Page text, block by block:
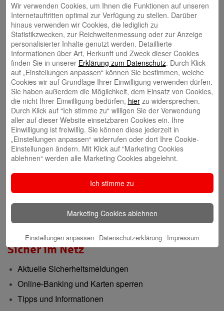
Filialen und Geldautomaten
Internet-Filiale und Online-Banking
Video-Beratung in der Internet-Filiale
Gründerberatung
GründerCenter
Immobilien
ImmobilienCenter
Nachhaltigkeit
Verantwortungsvoll für die Menschen und die Region
Presse-Center
Aktuelle Meldungen
Sicher im Netz
Aktuelle Sicherheitsmeldungen
Online-Banking und Karten sperren
Tipps und Informationen
Wir verwenden Cookies, um Ihnen die Funktionen auf unseren
Internetauftritten optimal zur Verfügung zu stellen. Darüber
hinaus verwenden wir Cookies, die lediglich zu
Statistikzwecken, zur Reichweitenmessung oder zur Anzeige
personalisierter Inhalte genutzt werden. Detaillierte
Informationen über Art, Herkunft und Zweck dieser Cookies
finden Sie in unserer Erklärung zum Datenschutz. Durch Klick
auf „Einstellungen anpassen“ können Sie bestimmen, welche
Cookies wir auf Grundlage Ihrer Einwilligung verwenden dürfen.
Sie haben außerdem die Möglichkeit, dem Einsatz von Cookies,
die nicht Ihrer Einwilligung bedürfen, hierzu widersprechen.
Durch Klick auf “Ich stimme zu“ willigen Sie der Verwendung
aller auf dieser Website einsetzbaren Cookies ein. Ihre
Einwilligung ist freiwillig. Sie können diese jederzeit in
„Einstellungen anpassen“ widerrufen oder dort Ihre Cookie-
Einstellungen ändern. Mit Klick auf “Marketing Cookies
ablehnen“ werden alle Marketing Cookies abgelehnt.
Ich stimme zu
Marketing Cookies ablehnen
Einstellungen anpassen Datenschutzerklärung Impressum